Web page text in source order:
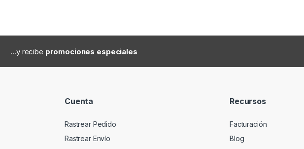
...y recibe promociones especiales
Cuenta
Rastrear Pedido
Rastrear Envío
Recursos
Facturación
Blog